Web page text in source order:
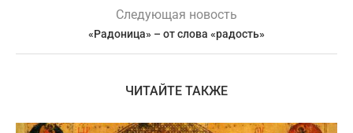
Следующая новость
«Радоница» – от слова «радость»
ЧИТАЙТЕ ТАКЖЕ